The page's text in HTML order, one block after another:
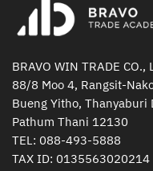
BRAVO WIN TRADE CO.,
88/8 Moo 4, Rangsit-
Bueng Yitho, Thanyaburi
Pathum Thani 12130
TEL: 088-493-5888
TAX ID: 0135563020214